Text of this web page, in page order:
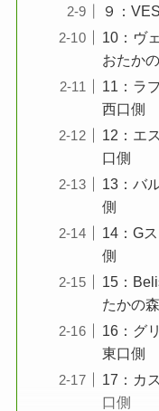
９：
10：ヴ
おたか
11：ラ
西口側
12：エ
口側
13：バ
側
14：G
側
15：
たかの
16：グ
東口側
17：カ
口側